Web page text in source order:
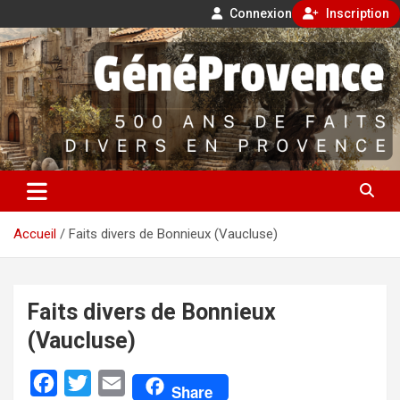
Connexion Inscription
Aller
au
contenu
GénéProvence
500 ans de faits divers en Provence
Accueil Faits divers de Bonnieux (Vaucluse)
Faits divers de Bonnieux
(Vaucluse)
E
Share